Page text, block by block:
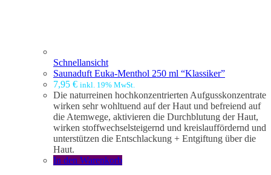
Schnellansicht
Saunaduft Euka-Menthol 250 ml “Klassiker”
7,95 € inkl. 19% MwSt.
Die naturreinen hochkonzentrierten Aufgusskonzentrate
wirken sehr wohltuend auf der Haut und befreiend auf
die Atemwege, aktivieren die Durchblutung der Haut,
wirken stoffwechselsteigernd und kreislauffördernd und
unterstützen die Entschlackung + Entgiftung über die
Haut.
In den Warenkorb